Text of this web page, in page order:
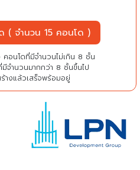
( จำนวน 15 คอนโด )
อนโดที่มีจำนวนไม่เกิน 8 ชั้น
จำนวนมากกว่า 8 ชั้นขึ้นไป
างแล้วเสร็จพร้อมอยู่